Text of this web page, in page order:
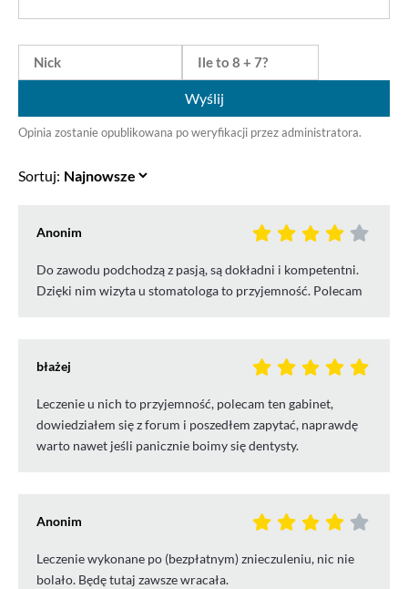
Wyślij
Opinia zostanie opublikowana po weryfikacji przez administratora.
Sortuj:
Anonim
Do zawodu podchodzą z pasją, są dokładni i kompetentni.
Dzięki nim wizyta u stomatologa to przyjemność. Polecam
błażej
Leczenie u nich to przyjemność, polecam ten gabinet,
dowiedziałem się z forum i poszedłem zapytać, naprawdę
warto nawet jeśli panicznie boimy się dentysty.
Anonim
Leczenie wykonane po (bezpłatnym) znieczuleniu, nic nie
bolało. Będę tutaj zawsze wracała.